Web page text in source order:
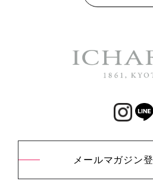
メールマガジン